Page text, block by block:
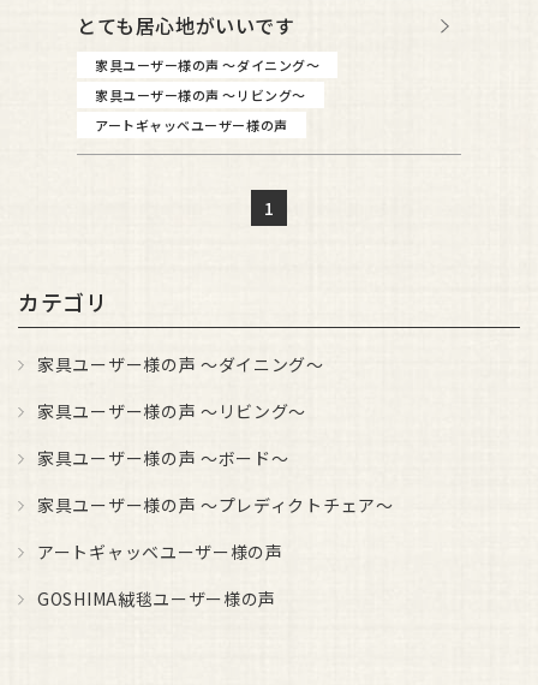
とても居心地がいいです
家具ユーザー様の声 ～ダイニング～
家具ユーザー様の声 ～リビング～
アートギャッベユーザー様の声
1
カテゴリ
家具ユーザー様の声 ～ダイニング～
家具ユーザー様の声 ～リビング～
家具ユーザー様の声 ～ボード～
家具ユーザー様の声 ～プレディクトチェア～
アートギャッベユーザー様の声
GOSHIMA絨毯ユーザー様の声